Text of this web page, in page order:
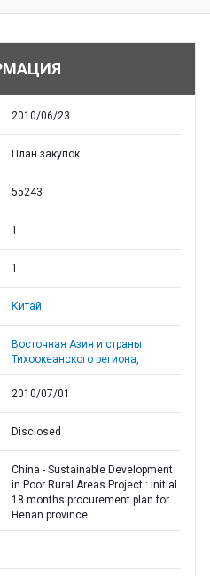
2010/06/23
План закупок
55243
1
1
Китай,
Восточная Азия и страны
Тихоокеанского региона,
2010/07/01
Disclosed
China - Sustainable Development
in Poor Rural Areas Project : initial
18 months procurement plan for
Henan province